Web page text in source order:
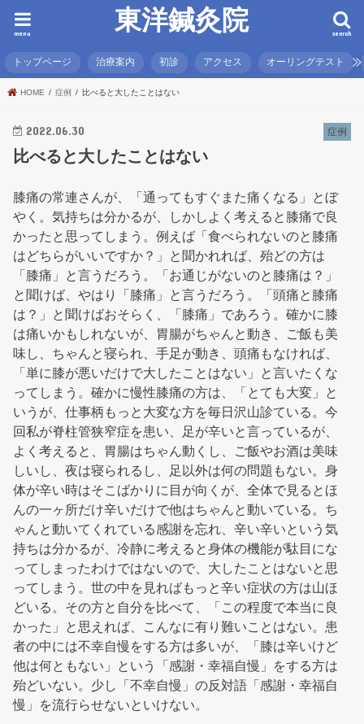
東洋鍼灸院 search
menu
トップページ 治療案内 初診 アクセス オーリングテスト
HOME 症例 比べると大したことはない
症例
2022.06.30
比べると大したことはない
膝痛の常連さんが、「通ってもすぐまた痛くなる」とぼ
やく。気持ちは分かるが、しかしよく考えると膝痛で良
かったと思ってしまう。例えば「食べられないのと膝痛
はどちらがいいですか？」と聞かれれば、殆どの方は
「膝痛」と言うだろう。「お通じがないのと膝痛は？」
と聞けば、やはり「膝痛」と言うだろう。「頭痛と膝痛
は？」と聞けばおそらく、「膝痛」であろう。確かに膝
は痛いかもしれないが、胃腸がちゃんと動き、ご飯も美
味し、ちゃんと寝られ、手足が動き、頭痛もなければ、
「単に膝が悪いだけで大したことはない」と言いたくな
ってしまう。確かに慢性膝痛の方は、「とても大変」と
いうが、仕事柄もっと大変な方を毎日沢山診ている。今
回私が脊柱管狭窄症を患い、足が辛いと言っているが、
よく考えると、胃腸はちゃん動くし、ご飯やお酒は美味
しいし、夜は寝られるし、足以外は何の問題もない。身
体が辛い時はそこばかりに目が向くが、全体で見るとほ
んの一ヶ所だけ辛いだけで他はちゃんと動いている。ち
ゃんと動いてくれている感謝を忘れ、辛い辛いという気
持ちは分かるが、冷静に考えると身体の機能が駄目にな
ってしまったわけではないので、大したことはないと思
ってしまう。世の中を見ればもっと辛い症状の方は山ほ
どいる。その方と自分を比べて、「この程度で本当に良
かった」と思えれば、こんなに有り難いことはない。患
者の中には不幸自慢をする方は多いが、「膝は辛いけど
他は何ともない」という「感謝・幸福自慢」をする方は
殆どいない。少し「不幸自慢」の反対語「感謝・幸福自
慢」を流行らせないといけない。